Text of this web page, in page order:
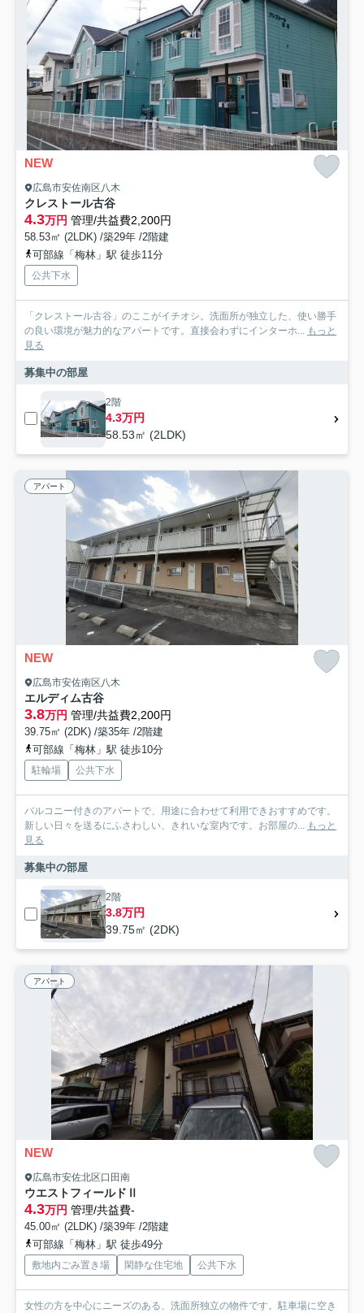
NEW
広島市安佐南区八木
クレストール古谷
4.3万円 管理/共益費2,200円
58.53㎡ (2LDK) /築29年 /2階建
可部線「梅林」駅 徒歩11分
公共下水
「クレストール古谷」のここがイチオシ。洗面所が独立した、使い勝手
の良い環境が魅力的なアパートです。直接会わずにインターホ... もっと
見る
募集中の部屋
2階
4.3万円
58.53㎡ (2LDK)
アパート
NEW
広島市安佐南区八木
エルディム古谷
3.8万円 管理/共益費2,200円
39.75㎡ (2DK) /築35年 /2階建
可部線「梅林」駅 徒歩10分
駐輪場 公共下水
バルコニー付きのアパートで、用途に合わせて利用できおすすめです。
新しい日々を送るにふさわしい、きれいな室内です。お部屋の... もっと
見る
募集中の部屋
2階
3.8万円
39.75㎡ (2DK)
アパート
NEW
広島市安佐北区口田南
ウエストフィールドⅡ
4.3万円 管理/共益費-
45.00㎡ (2LDK) /築39年 /2階建
可部線「梅林」駅 徒歩49分
敷地内ごみ置き場 閑静な住宅地 公共下水
女性の方を中心にニーズのある、洗面所独立の物件です。駐車場に空き